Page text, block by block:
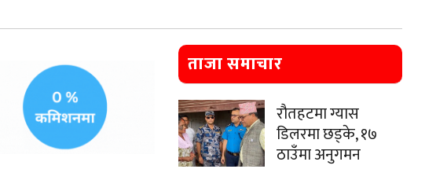
ताजा समाचार
रौतहटमा ग्यास
डिलरमा छड्के, १७
ठाउँमा अनुगमन